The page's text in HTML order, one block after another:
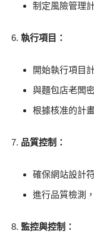
制定風險管理
執行項目：
開始執行項目
與麵包店老闆
根據核准的計
品質控制：
確保網站設計
進行品質檢測
監控與控制：